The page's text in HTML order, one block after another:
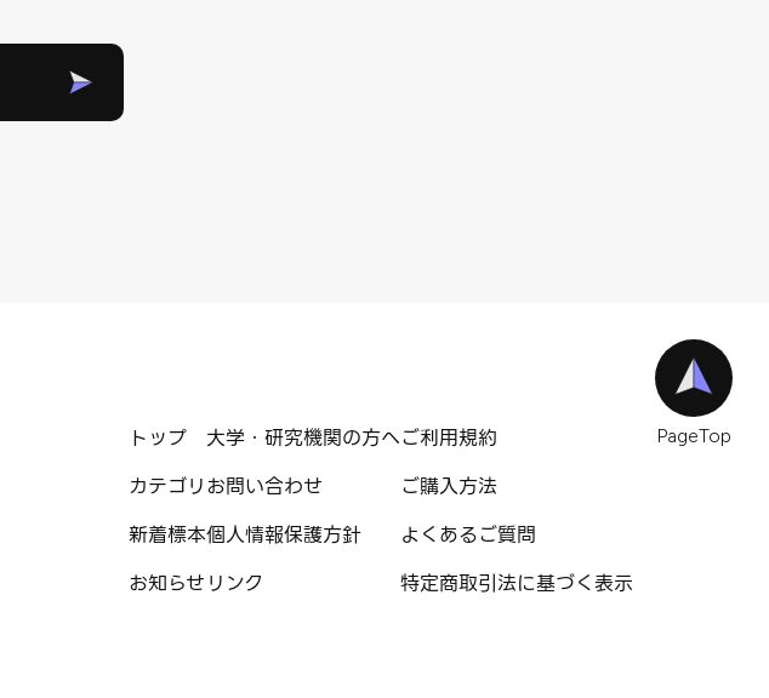
PageTop
トップ
カテゴリ
新着標本
お知らせ
大学・研究機関の方へ
お問い合わせ
個人情報保護方針
リンク
ご利用規約
ご購入方法
よくあるご質問
特定商取引法に基づく表示